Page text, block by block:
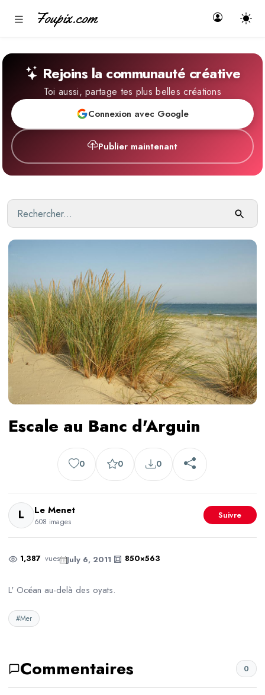
Foupix.com
Rejoins la communauté créative
Toi aussi, partage tes plus belles créations
Connexion avec Google
Publier maintenant
Escale au Banc d'Arguin
0 0 0
L Le Menet
608 images
Suivre
1,387 vues July 6, 2011 850×563
L' Océan au-delà des oyats.
#Mer
Commentaires 0